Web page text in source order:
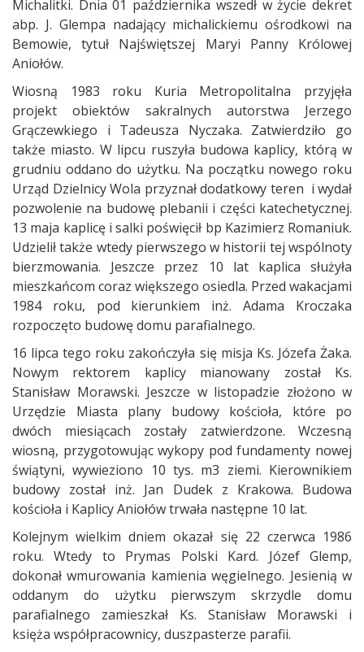
Michalitki. Dnia 01 października wszedł w życie dekret
abp. J. Glempa nadający michalickiemu ośrodkowi na
Bemowie, tytuł Najświętszej Maryi Panny Królowej
Aniołów.
Wiosną 1983 roku Kuria Metropolitalna przyjęła
projekt obiektów sakralnych autorstwa Jerzego
Grączewkiego i Tadeusza Nyczaka. Zatwierdziło go
także miasto. W lipcu ruszyła budowa kaplicy, którą w
grudniu oddano do użytku. Na początku nowego roku
Urząd Dzielnicy Wola przyznał dodatkowy teren i wydał
pozwolenie na budowę plebanii i części katechetycznej.
13 maja kaplicę i salki poświęcił bp Kazimierz Romaniuk.
Udzielił także wtedy pierwszego w historii tej wspólnoty
bierzmowania. Jeszcze przez 10 lat kaplica służyła
mieszkańcom coraz większego osiedla. Przed wakacjami
1984 roku, pod kierunkiem inż. Adama Kroczaka
rozpoczęto budowę domu parafialnego.
16 lipca tego roku zakończyła się misja Ks. Józefa Żaka.
Nowym rektorem kaplicy mianowany został Ks.
Stanisław Morawski. Jeszcze w listopadzie złożono w
Urzędzie Miasta plany budowy kościoła, które po
dwóch miesiącach zostały zatwierdzone. Wczesną
wiosną, przygotowując wykopy pod fundamenty nowej
świątyni, wywieziono 10 tys. m3 ziemi. Kierownikiem
budowy został inż. Jan Dudek z Krakowa. Budowa
kościoła i Kaplicy Aniołów trwała następne 10 lat.
Kolejnym wielkim dniem okazał się 22 czerwca 1986
roku. Wtedy to Prymas Polski Kard. Józef Glemp,
dokonał wmurowania kamienia węgielnego. Jesienią w
oddanym do użytku pierwszym skrzydle domu
parafialnego zamieszkał Ks. Stanisław Morawski i
księża współpracownicy, duszpasterze parafii.